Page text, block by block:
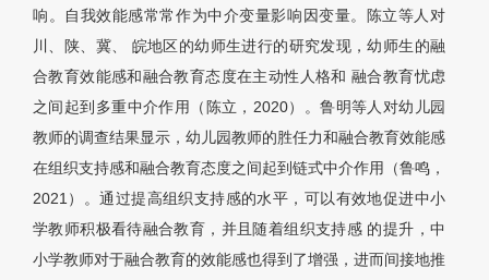
响。自我效能感常常作为中介变量影响因变量。陈立等人对
川、陕、冀、 皖地区的幼师生进行的研究发现，幼师生的融
合教育效能感和融合教育态度在主动性人格和 融合教育忧虑
之间起到多重中介作用（陈立，2020）。鲁明等人对幼儿园
教师的调查结果显示，幼儿园教师的胜任力和融合教育效能感
在组织支持感和融合教育态度之间起到链式中介作用（鲁鸣，
2021）。通过提高组织支持感的水平，可以有效地促进中小
学教师积极看待融合教育，并且随着组织支持感 的提升，中
小学教师对于融合教育的效能感也得到了增强，进而间接地推